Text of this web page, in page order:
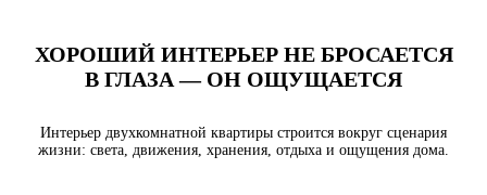
ХОРОШИЙ ИНТЕРЬЕР НЕ БРОСАЕТСЯ
В ГЛАЗА — ОН ОЩУЩАЕТСЯ
Интерьер двухкомнатной квартиры строится вокруг сценария
жизни: света, движения, хранения, отдыха и ощущения дома.